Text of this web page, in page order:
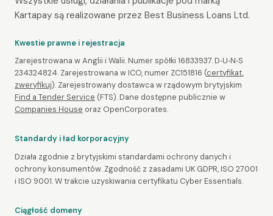
Kartapay są realizowane przez Best Business Loans Ltd.
Kwestie prawne i rejestracja
Zarejestrowana w Anglii i Walii. Numer spółki 16833937. D‑U‑N‑S
234324824. Zarejestrowana w ICO, numer ZC151816 (certyfikat,
zweryfikuj). Zarejestrowany dostawca w rządowym brytyjskim
Find a Tender Service (FTS). Dane dostępne publicznie w
Companies House oraz OpenCorporates.
Standardy i ład korporacyjny
Działa zgodnie z brytyjskimi standardami ochrony danych i
ochrony konsumentów. Zgodność z zasadami UK GDPR, ISO 27001
i ISO 9001. W trakcie uzyskiwania certyfikatu Cyber Essentials.
Ciągłość domeny